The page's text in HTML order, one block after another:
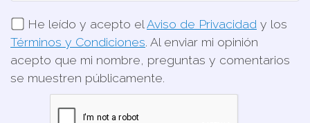
He leído y acepto el Aviso de Privacidad y los
Términos y Condiciones. Al enviar mi opinión
acepto que mi nombre, preguntas y comentarios
se muestren públicamente.